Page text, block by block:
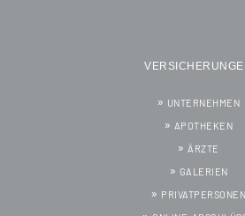
UNTERNEHMEN
APOTHEKEN
ÄRZTE
GALERIEN
PRIVATPERSONEN